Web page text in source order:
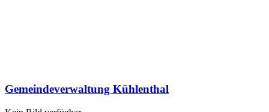
Gemeindeverwaltung Kühlenthal